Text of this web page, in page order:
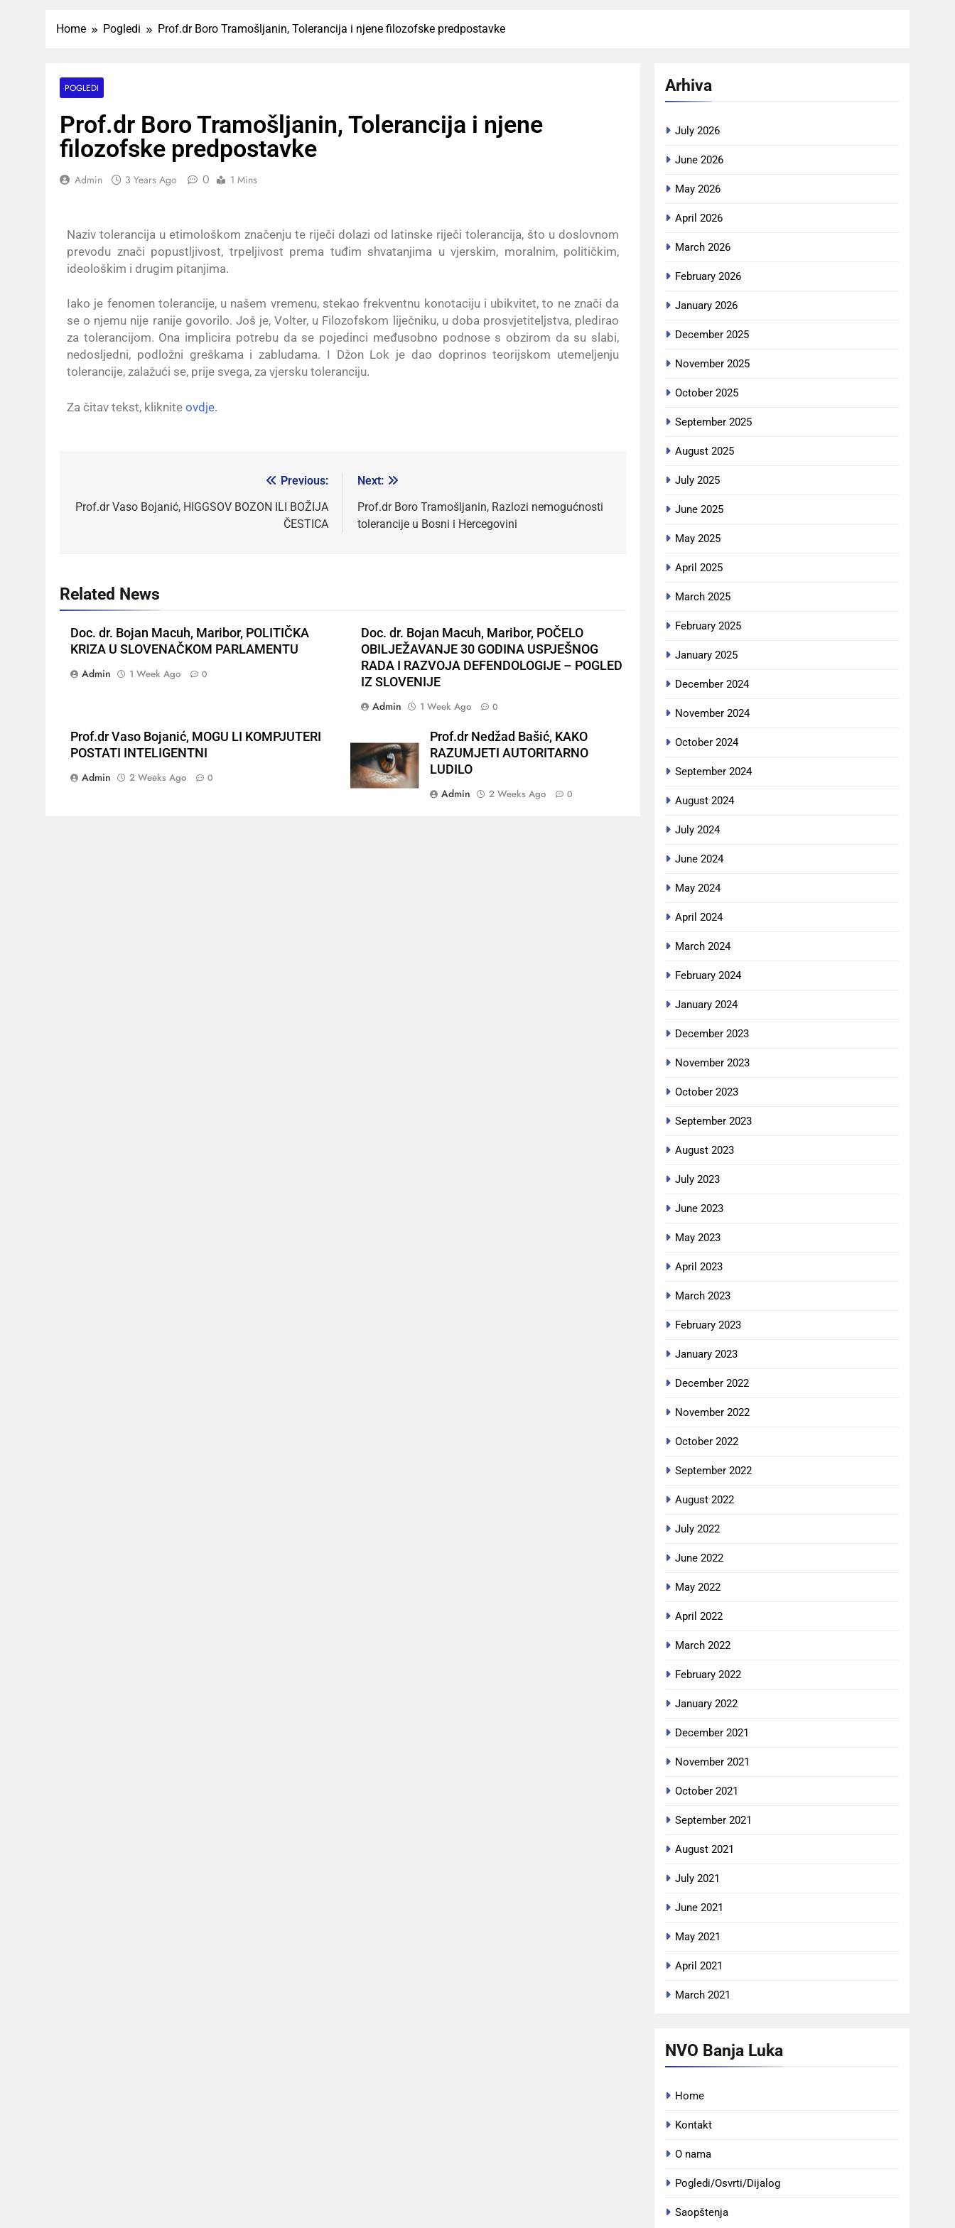
Home Pogledi Prof.dr Boro Tramošljanin, Tolerancija i njene filozofske predpostavke
POGLEDI
Prof.dr Boro Tramošljanin, Tolerancija i njene
filozofske predpostavke
Admin 3 Years Ago 0 1 Mins
Naziv tolerancija u etimološkom značenju te riječi dolazi od latinske riječi tolerancija, što u doslovnom
prevodu znači popustljivost, trpeljivost prema tuđim shvatanjima u vjerskim, moralnim, političkim,
ideološkim i drugim pitanjima.
Iako je fenomen tolerancije, u našem vremenu, stekao frekventnu konotaciju i ubikvitet, to ne znači da
se o njemu nije ranije govorilo. Još je, Volter, u Filozofskom liječniku, u doba prosvjetiteljstva, pledirao
za tolerancijom. Ona implicira potrebu da se pojedinci međusobno podnose s obzirom da su slabi,
nedosljedni, podložni greškama i zabludama. I Džon Lok je dao doprinos teorijskom utemeljenju
tolerancije, zalažući se, prije svega, za vjersku toleranciju.
Za čitav tekst, kliknite ovdje.
Previous:
Prof.dr Vaso Bojanić, HIGGSOV BOZON ILI BOŽIJA
ČESTICA
Next:
Prof.dr Boro Tramošljanin, Razlozi nemogućnosti
tolerancije u Bosni i Hercegovini
Related News
Doc. dr. Bojan Macuh, Maribor, POLITIČKA
KRIZA U SLOVENAČKOM PARLAMENTU
Admin
1 Week Ago 0
Doc. dr. Bojan Macuh, Maribor, POČELO
OBILJEŽAVANJE 30 GODINA USPJEŠNOG
RADA I RAZVOJA DEFENDOLOGIJE – POGLED
IZ SLOVENIJE
Admin
1 Week Ago 0
Prof.dr Vaso Bojanić, MOGU LI KOMPJUTERI
POSTATI INTELIGENTNI
Admin
2 Weeks Ago 0
Prof.dr Nedžad Bašić, KAKO
RAZUMJETI AUTORITARNO
LUDILO
Admin
2 Weeks Ago 0
Arhiva
July 2026
June 2026
May 2026
April 2026
March 2026
February 2026
January 2026
December 2025
November 2025
October 2025
September 2025
August 2025
July 2025
June 2025
May 2025
April 2025
March 2025
February 2025
January 2025
December 2024
November 2024
October 2024
September 2024
August 2024
July 2024
June 2024
May 2024
April 2024
March 2024
February 2024
January 2024
December 2023
November 2023
October 2023
September 2023
August 2023
July 2023
June 2023
May 2023
April 2023
March 2023
February 2023
January 2023
December 2022
November 2022
October 2022
September 2022
August 2022
July 2022
June 2022
May 2022
April 2022
March 2022
February 2022
January 2022
December 2021
November 2021
October 2021
September 2021
August 2021
July 2021
June 2021
May 2021
April 2021
March 2021
NVO Banja Luka
Home
Kontakt
O nama
Pogledi/Osvrti/Dijalog
Saopštenja